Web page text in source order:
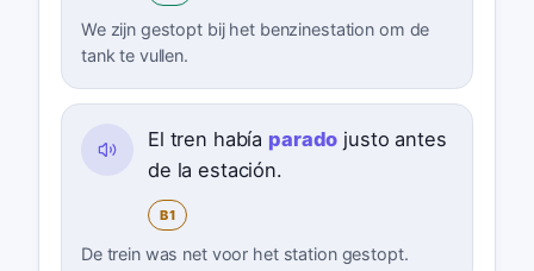
We zijn gestopt bij het benzinestation om de
tank te vullen.
El tren había parado justo antes
de la estación.
B1
De trein was net voor het station gestopt.